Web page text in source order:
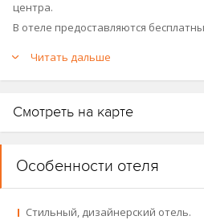
центра.
В отеле предоставляются
открытый бассейн на крыше,
Время заезда: после 15:00, время
Принадлежит к сети отелей Centara:
Samui,Centara Grand & Bangkok
Читать дальше
Смотреть на карте
Особенности отеля
Стильный, дизайнерский отель.